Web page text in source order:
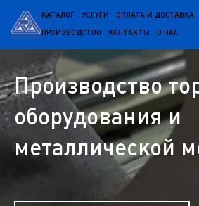
КАТАЛОГ УСЛУГИ ОПЛАТА И ДОСТАВКА
ПРОИЗВОДСТВО КОНТАКТЫ О НАС
Производство
оборудования и
металлической